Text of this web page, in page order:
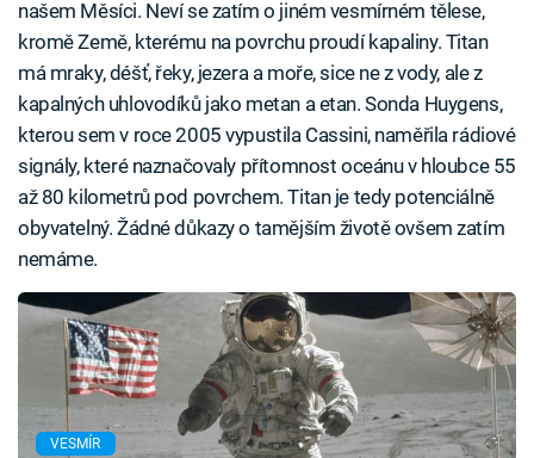
našem Měsíci. Neví se zatím o jiném vesmírném tělese,
kromě Země, kterému na povrchu proudí kapaliny. Titan
má mraky, déšť, řeky, jezera a moře, sice ne z vody, ale z
kapalných uhlovodíků jako metan a etan. Sonda Huygens,
kterou sem v roce 2005 vypustila Cassini, naměřila rádiové
signály, které naznačovaly přítomnost oceánu v hloubce 55
až 80 kilometrů pod povrchem. Titan je tedy potenciálně
obyvatelný. Žádné důkazy o tamějším životě ovšem zatím
nemáme.
VESMÍR